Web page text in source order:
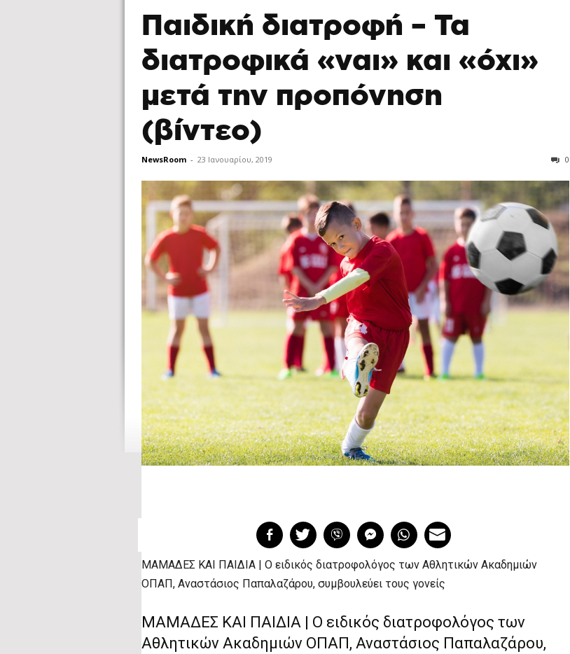
Παιδική διατροφή – Τα
διατροφικά «ναι» και «όχι»
μετά την προπόνηση
(βίντεο)
NewsRoom - 23 Ιανουαρίου, 2019 0
ΜΑΜΑΔΕΣ ΚΑΙ ΠΑΙΔΙΑ | Ο ειδικός διατροφολόγος των Αθλητικών Ακαδημιών
ΟΠΑΠ, Αναστάσιος Παπαλαζάρου, συμβουλεύει τους γονείς
ΜΑΜΑΔΕΣ ΚΑΙ ΠΑΙΔΙΑ | Ο ειδικός διατροφολόγος των
Αθλητικών Ακαδημιών ΟΠΑΠ, Αναστάσιος Παπαλαζάρου,